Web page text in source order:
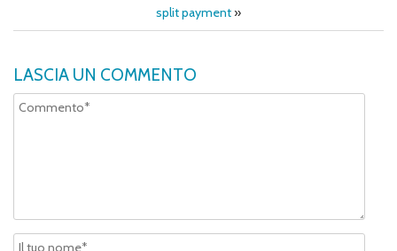
split payment»
LASCIA UN COMMENTO